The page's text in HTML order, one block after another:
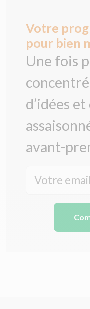
Votre
pour bien
Une fois
concentré
d’idées
avant-